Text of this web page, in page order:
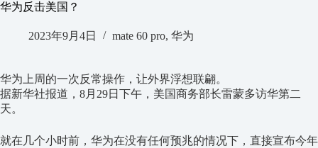
华为反击美国？
2023年9月4日 mate 60 pro, 华为
华为上周的一次反常操作，让外界浮想联翩。
据新华社报道，8月29日下午，美国商务部长雷蒙多访华第二
天。
就在几个小时前，华为在没有任何预兆的情况下，直接宣布今年